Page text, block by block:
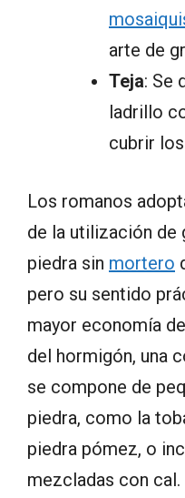
arte de
Teja: Se
ladrillo
cubrir
Los romanos
de la utilización de
piedra sin mortero
pero su sentido
mayor economía
del hormigón, una
se compone de
piedra, como la
piedra pómez, o
mezcladas con cal.